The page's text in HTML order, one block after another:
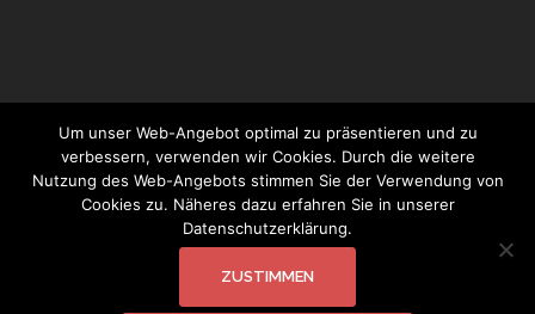
© 2026 Sebastian Wamsiedler|
Glockensachverständiger
Um unser Web-Angebot optimal zu präsentieren und zu
verbessern, verwenden wir Cookies. Durch die weitere
Nutzung des Web-Angebots stimmen Sie der Verwendung von
Cookies zu. Näheres dazu erfahren Sie in unserer
Datenschutzerklärung.
ZUSTIMMEN